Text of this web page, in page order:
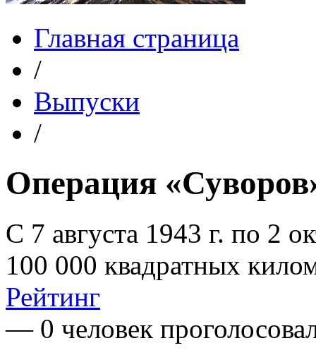
Главная страница
/
Выпуски
/
Операция
С 7 августа 1943 г. по 2
100 000 квадратных
Рейтинг
— 0 человек